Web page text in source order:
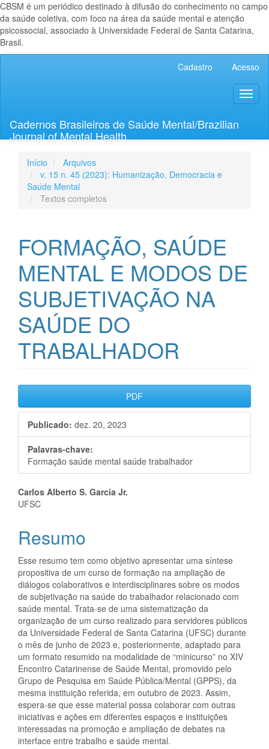
CBSM é um periódico destinado à difusão do conhecimento no campo
da saúde coletiva, com foco na área da saúde mental e atenção
psicossocial, associado à Universidade Federal de Santa Catarina,
Brasil.
Lateral
Cadastro Acesso
Cadernos Brasileiros de Saúde Mental/Brazilian
Journal of Mental Health
Início
Arquivos
v. 15 n. 45 (2023): Humanização, Democracia e
Saúde Mental
Textos completos
FORMAÇÃO, SAÚDE
MENTAL E MODOS DE
SUBJETIVAÇÃO NA
SAÚDE DO
TRABALHADOR
Barra
lateral
de
artigos
PDF
Publicado: dez. 20, 2023
Palavras-chave:
Formação saúde mental saúde trabalhador
Conteúdo
artigo
principal
Carlos Alberto S. Garcia Jr.
UFSC
Resumo
Esse resumo tem como objetivo apresentar uma síntese
propositiva de um curso de formação na ampliação de
diálogos colaborativos e interdisciplinares sobre os modos
de subjetivação na saúde do trabalhador relacionado com
saúde mental. Trata-se de uma sistematização da
organização de um curso realizado para servidores públicos
da Universidade Federal de Santa Catarina (UFSC) durante
o mês de junho de 2023 e, posteriormente, adaptado para
um formato resumido na modalidade de “minicurso” no XIV
Encontro Catarinense de Saúde Mental, promovido pelo
Grupo de Pesquisa em Saúde Pública/Mental (GPPS), da
mesma instituição referida, em outubro de 2023. Assim,
espera-se que esse material possa colaborar com outras
iniciativas e ações em diferentes espaços e instituições
interessadas na promoção e ampliação de debates na
interface entre trabalho e saúde mental.